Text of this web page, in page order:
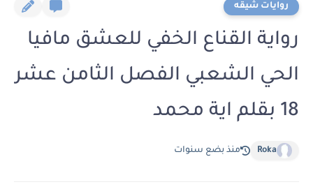
روايات شيقه
رواية القناع الخفي للعشق مافيا
الحي الشعبي الفصل الثامن عشر
18 بقلم اية محمد
Roka منذ بضع سنوات